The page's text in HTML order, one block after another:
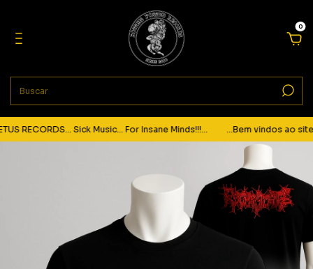
0
RECORDS... Sick Music... For Insane Minds!!!... ...Bem vindos ao site